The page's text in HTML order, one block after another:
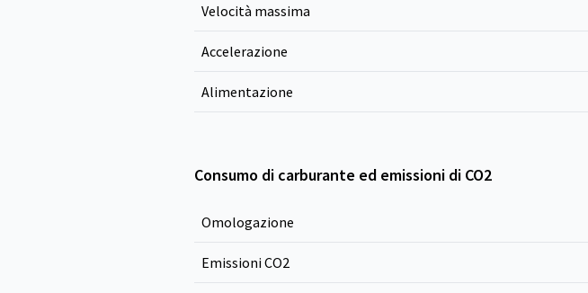
Velocità massima
Accelerazione
Alimentazione
Consumo di carburante ed emissioni di CO2
Omologazione
Emissioni CO2